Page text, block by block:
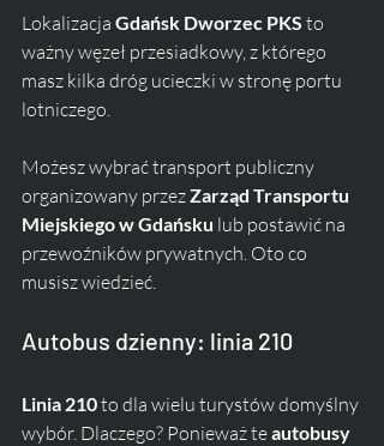
Lokalizacja Gdańsk Dworzec PKS to
ważny węzeł przesiadkowy, z którego
masz kilka dróg ucieczki w stronę portu
lotniczego.
Możesz wybrać transport publiczny
organizowany przez Zarząd Transportu
Miejskiego w Gdańsku lub postawić na
przewoźników prywatnych. Oto co
musisz wiedzieć.
Autobus dzienny: linia 210
Linia 210 to dla wielu turystów domyślny
wybór. Dlaczego? Ponieważ te autobusy